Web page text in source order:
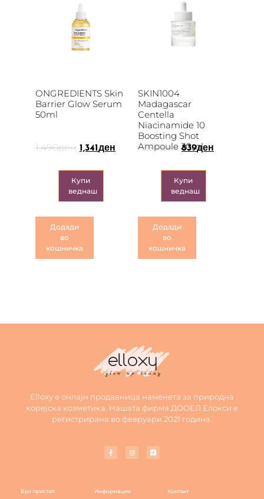
ONGREDIENTS Skin
Barrier Glow Serum
50ml
1,490ден 1,341ден
Купи
веднаш
Додади
во
кошничка
SKIN1004
Madagascar
Centella
Niacinamide 10
Boosting Shot
Ampoule 30ml
1,290ден 839ден
Купи
веднаш
Додади
во
кошничка
Elloxy е онлајн продавница наменета за природна
корејска козметика. Нашата фирма ДООЕЛ Елокси е
регистрирана во февруари 2021 година.
Брз пристап Информации Контакт